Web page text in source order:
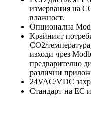
измервания на
влажност.
Опционална
Крайният
CO2/
изходи чрез
предварително
различни
24VAC/VDC
Стандарт на ЕС